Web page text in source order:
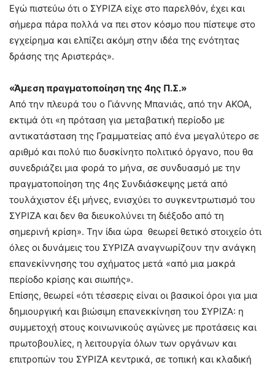
Εγώ πιστεύω ότι ο ΣΥΡΙΖΑ είχε στο παρελθόν, έχει και
σήμερα πάρα πολλά να πει στον κόσμο που πίστεψε στο
εγχείρημα και ελπίζει ακόμη στην ιδέα της ενότητας
δράσης της Αριστεράς».
«Άμεση πραγματοποίηση της 4ης Π.Σ.»
Από την πλευρά του ο Γιάννης Μπανιάς, από την ΑΚΟΑ,
εκτιμά ότι «η πρόταση για μεταβατική περίοδο με
αντικατάσταση της Γραμματείας από ένα μεγαλύτερο σε
αριθμό και πολύ πιο δυσκίνητο πολιτικό όργανο, που θα
συνεδριάζει μια φορά το μήνα, σε συνδυασμό με την
πραγματοποίηση της 4ης Συνδιάσκεψης μετά από
τουλάχιστον έξι μήνες, ενισχύει το συγκεντρωτισμό του
ΣΥΡΙΖΑ και δεν θα διευκολύνει τη διέξοδο από τη
σημερινή κρίση». Την ίδια ώρα θεωρεί θετικό στοιχείο ότι
όλες οι δυνάμεις του ΣΥΡΙΖΑ αναγνωρίζουν την ανάγκη
επανεκίννησης του σχήματος μετά «από μια μακρά
περίοδο κρίσης και σιωπής».
Επίσης, θεωρεί «ότι τέσσερις είναι οι βασικοί όροι για μια
δημιουργική και βιώσιμη επανεκκίνηση του ΣΥΡΙΖΑ: η
συμμετοχή στους κοινωνικούς αγώνες με προτάσεις και
πρωτοβουλίες, η λειτουργία όλων των οργάνων και
επιτροπών του ΣΥΡΙΖΑ κεντρικά, σε τοπική και κλαδική